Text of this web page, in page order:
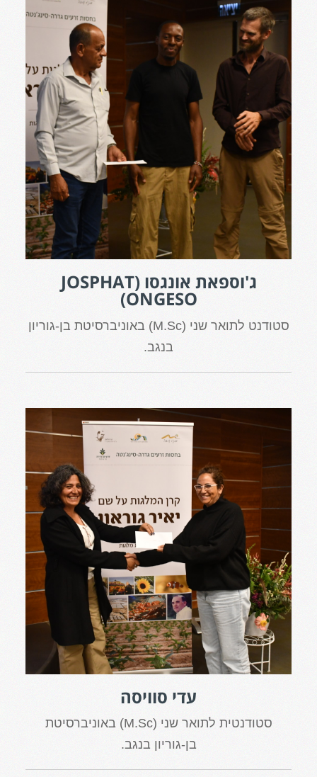
ג'וספאת אונגסו (JOSPHAT
ONGESO)
סטודנט לתואר שני (M.Sc) באוניברסיטת בן-גוריון
בנגב.
עדי סוויסה
סטודנטית לתואר שני (M.Sc) באוניברסיטת
בן-גוריון בנגב.